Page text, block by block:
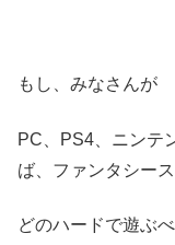
もし、みなさんが
PC、PS4、ニンテ
ば、ファンタシー
どのハードで遊ぶ